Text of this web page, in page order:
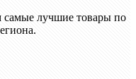
лучшие товары по